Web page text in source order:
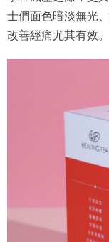
士們面色暗淡無光
改善經痛尤其有效。